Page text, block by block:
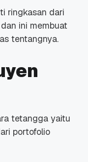
ringkasan dari
ini membuat
tentangnya.
tetangga yaitu
portofolio